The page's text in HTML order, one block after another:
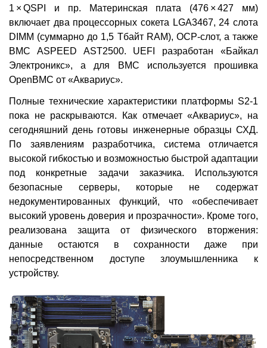
1 × QSPI и пр. Материнская плата (476 × 427 мм)
включает два процессорных сокета LGA3467, 24 слота
DIMM (суммарно до 1,5 Тбайт RAM), OCP-слот, а также
BMC ASPEED AST2500. UEFI разработан «Байкал
Электроникс», а для BMC используется прошивка
OpenBMC от «Аквариус».
Полные технические характеристики платформы S2-1
пока не раскрываются. Как отмечает «Аквариус», на
сегодняшний день готовы инженерные образцы СХД.
По заявлениям разработчика, система отличается
высокой гибкостью и возможностью быстрой адаптации
под конкретные задачи заказчика. Используются
безопасные серверы, которые не содержат
недокументированных функций, что «обеспечивает
высокий уровень доверия и прозрачности». Кроме того,
реализована защита от физического вторжения:
данные остаются в сохранности даже при
непосредственном доступе злоумышленника к
устройству.